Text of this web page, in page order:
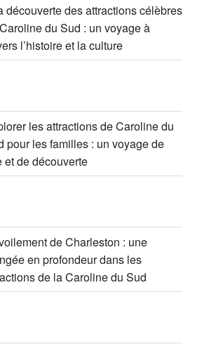
découverte des attractions célèbres
du Sud : un voyage à
l’histoire et la culture
les attractions de Caroline du
pour les familles : un voyage de
et de découverte
de Charleston : une
en profondeur dans les
de la Caroline du Sud